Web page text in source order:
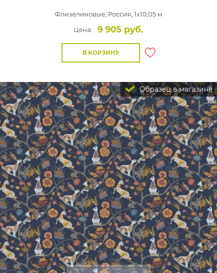
Флизелиновые, Россия, 1x10,05 м
Цена:
9 905 руб.
В КОРЗИНУ
Образец в магазине